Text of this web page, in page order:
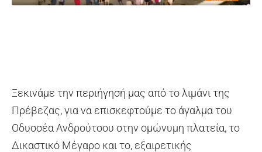
Ξεκινάμε την περιήγησή μας από το λιμάνι της
Πρέβεζας, για να επισκεφτούμε το άγαλμα του
Οδυσσέα Ανδρούτσου στην ομώνυμη πλατεία, το
Δικαστικό Μέγαρο και το, εξαιρετικής